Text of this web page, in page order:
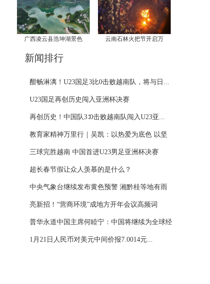
广西凌云县浩坤湖景色 云南石林火把节开启万
新闻排行
酣畅淋漓！U23国足3比0击败越南队，将与日...
U23国足再创历史闯入亚洲杯决赛
再创历史！中国队3∶0击败越南队闯入U23亚...
教育家精神万里行｜吴凯：以热爱为底色 以坚
守...
三球完胜越南 中国首进U23男足亚洲杯决赛
超长春节假让众人羡慕的是什么？
中央气象台继续发布黄色预警 湘黔桂等地有雨
雪...
亮新招！“营商环境”成地方开年会议高频词
普华永道中国主席何睦宁：中国将继续为全球经
济...
1月21日人民币对美元中间价报7.0014元...